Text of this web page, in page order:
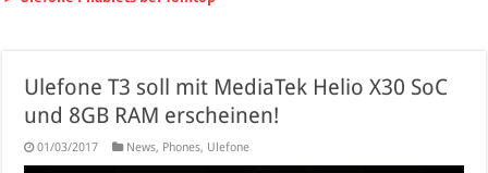
Ulefone T3 soll mit MediaTek Helio X30 SoC
und 8GB RAM erscheinen!
01/03/2017 News, Phones, Ulefone